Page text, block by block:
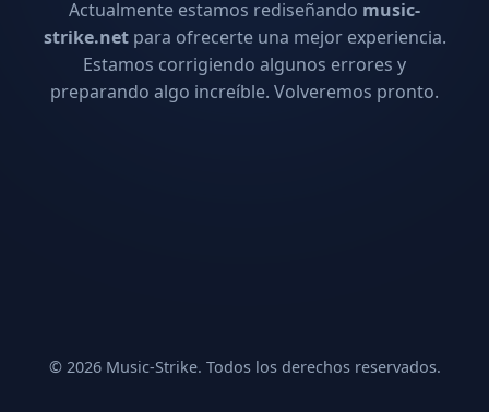
Actualmente estamos rediseñando music-
strike.netpara ofrecerte una mejor experiencia.
Estamos corrigiendo algunos errores y
preparando algo increíble. Volveremos pronto.
© 2026 Music-Strike. Todos los derechos reservados.